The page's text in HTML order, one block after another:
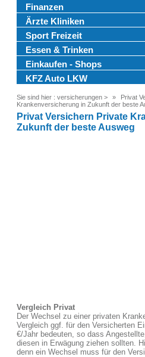
Finanzen
Ärzte Kliniken
Sport Freizeit
Essen & Trinken
Einkaufen - Shops
KFZ Auto LKW
Sie sind hier : versicherungen >
Privat
Krankenversicherung in Zukunft der beste
Privat Versichern Private
Zukunft der beste Ausweg
Vergleich Privat
Der Wechsel zu einer privaten
Vergleich ggf. für den Versicherten
€/Jahr bedeuten, so dass
diesen in Erwägung ziehen sollten.
denn ein Wechsel muss für den